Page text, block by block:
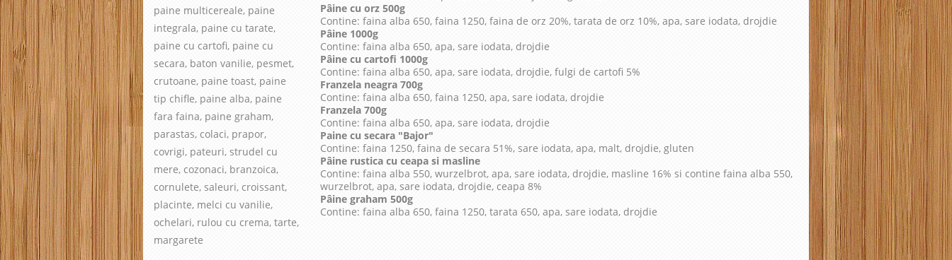
paine multicereale, paine
integrala, paine cu tarate,
paine cu cartofi, paine cu
secara, baton vanilie, pesmet,
crutoane, paine toast, paine
tip chifle, paine alba, paine
fara faina, paine graham,
parastas, colaci, prapor,
covrigi, pateuri, strudel cu
mere, cozonaci, branzoica,
cornulete, saleuri, croissant,
placinte, melci cu vanilie,
ochelari, rulou cu crema, tarte,
margarete
Pâine cu orz 500g
Contine: faina alba 650, faina 1250, faina de orz 20%, tarata de orz 10%, apa, sare iodata, drojdie
Pâine 1000g
Contine: faina alba 650, apa, sare iodata, drojdie
Pâine cu cartofi 1000g
Contine: faina alba 650, apa, sare iodata, drojdie, fulgi de cartofi 5%
Franzela neagra 700g
Contine: faina alba 650, faina 1250, apa, sare iodata, drojdie
Franzela 700g
Contine: faina alba 650, apa, sare iodata, drojdie
Paine cu secara "Bajor"
Contine: faina 1250, faina de secara 51%, sare iodata, apa, malt, drojdie, gluten
Pâine rustica cu ceapa si masline
Contine: faina alba 550, wurzelbrot, apa, sare iodata, drojdie, masline 16% si contine faina alba 550,
wurzelbrot, apa, sare iodata, drojdie, ceapa 8%
Pâine graham 500g
Contine: faina alba 650, faina 1250, tarata 650, apa, sare iodata, drojdie